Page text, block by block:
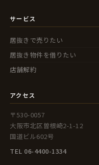
サービス
居抜きで売りたい
居抜き物件を借りたい
店舗解約
アクセス
〒530-0057
大阪市北区曽根崎2-1-12
国道ビル602号
TEL 06-4400-1334